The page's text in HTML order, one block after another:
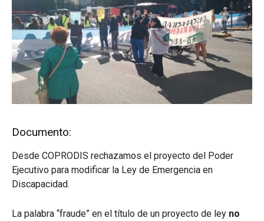
Documento:
Desde COPRODIS rechazamos el proyecto del Poder
Ejecutivo para modificar la Ley de Emergencia en
Discapacidad.
La palabra “fraude” en el título de un proyecto de ley no